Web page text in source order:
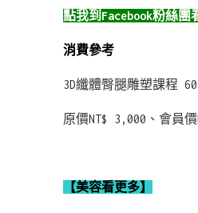
點我到Facebook粉絲團
消費參考
3D纖體臀腿雕塑課程
原價NT$ 3,000、會員
【美容看更多】